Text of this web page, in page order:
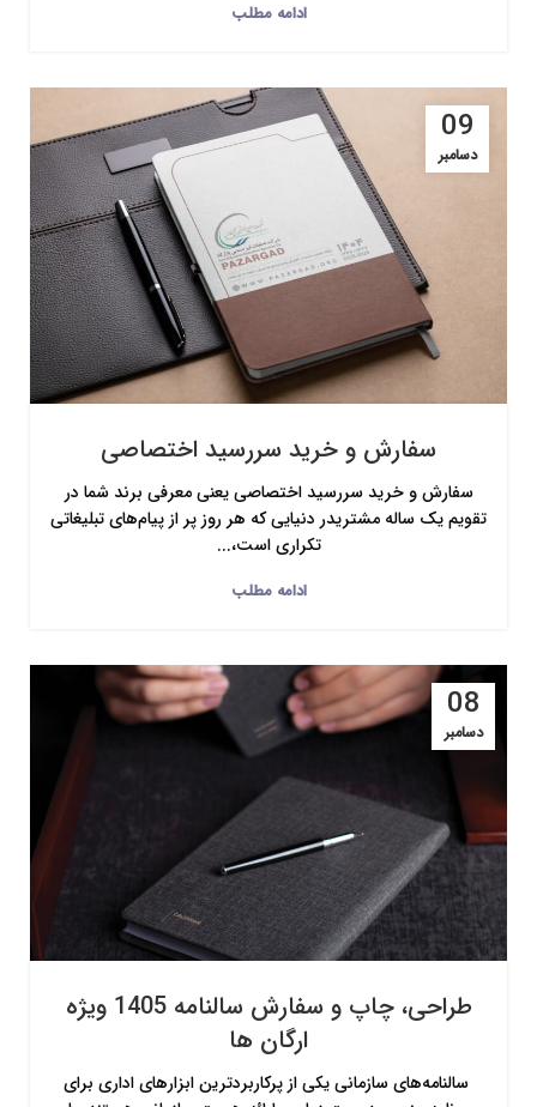
ادامه مطلب
09
دسامبر
سفارش و خرید سررسید اختصاصی
سفارش و خرید سررسید اختصاصی یعنی معرفی برند شما در
تقویم یک ساله مشتریدر دنیایی که هر روز پر از پیام‌های تبلیغاتی
تکراری است،...
ادامه مطلب
08
دسامبر
طراحی، چاپ و سفارش سالنامه 1405 ویژه
ارگان ها
سالنامه‌های سازمانی یکی از پرکاربردترین ابزارهای اداری برای